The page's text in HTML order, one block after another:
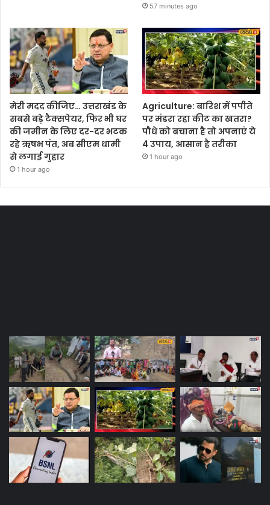
57 minutes ago
मेरी मदद कीजिए… उत्तराखंड के
सबसे बड़े टैक्सपेयर, फिर भी घर
की जमीन के लिए दर-दर भटक
रहे ऋषभ पंत, अब सीएम धामी
से लगाई गुहार
1 hour ago
Agriculture: बारिश में पपीते
पर मंडरा रहा कीट का खतरा?
पौधे को बचाना है तो अपनाएं ये
4 उपाय, आसान है तरीका
1 hour ago